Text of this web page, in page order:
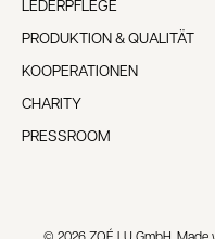
LEDERPFLEGE
PRODUKTION & QUALITÄT
KOOPERATIONEN
CHARITY
PRESSROOM